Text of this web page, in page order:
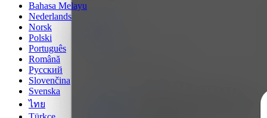
Bahasa Melayu
Nederlands
Norsk
Polski
Português
Română
Русский
Slovenčina
Svenska
ไทย